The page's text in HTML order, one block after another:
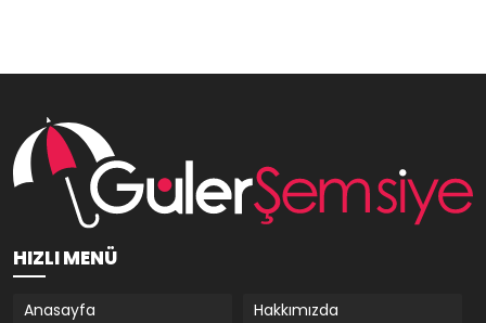
HIZLI MENÜ
Anasayfa Hakkımızda